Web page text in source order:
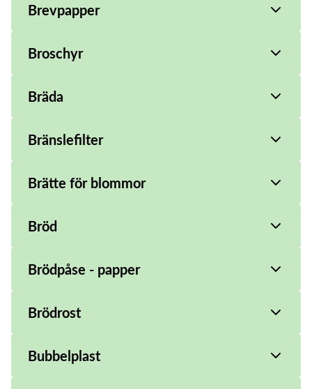
Brevpapper
Broschyr
Bräda
Bränslefilter
Brätte för blommor
Bröd
Brödpåse - papper
Brödrost
Bubbelplast